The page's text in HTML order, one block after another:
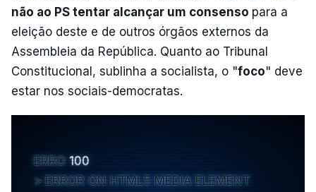
não ao PS tentar alcançar um consenso para a
eleição deste e de outros órgãos externos da
Assembleia da República. Quanto ao Tribunal
Constitucional, sublinha a socialista, o "foco" deve
estar nos sociais-democratas.
ERRO 100
ERROR ON HTML5 MEDIA ELEMENT